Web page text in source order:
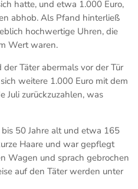
hatte, und etwa 1.000 Euro,
abhob. Als Pfand hinterließ
hochwertige Uhren, die
Wert waren.
Täter abermals vor der Tür
weitere 1.000 Euro mit dem
Juli zurückzuzahlen, was
50 Jahre alt und etwa 165
Haare und war gepflegt
Wagen und sprach gebrochen
auf den Täter werden unter